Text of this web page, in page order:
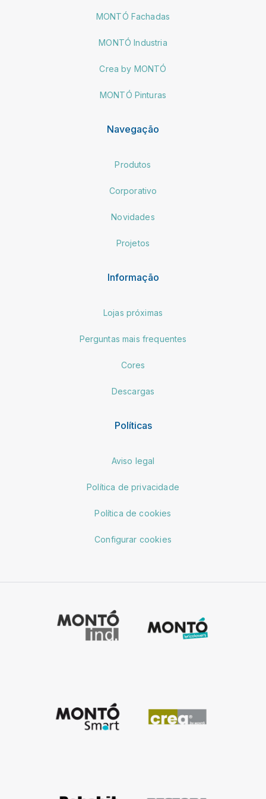
MONTÓ Fachadas
MONTÓ Industria
Crea by MONTÓ
MONTÓ Pinturas
Navegação
Produtos
Corporativo
Novidades
Projetos
Informação
Lojas próximas
Perguntas mais frequentes
Cores
Descargas
Políticas
Aviso legal
Política de privacidade
Política de cookies
Configurar cookies